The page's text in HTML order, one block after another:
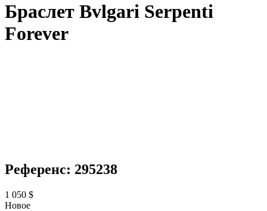
Браслет Bvlgari Serpenti
Forever
Референс: 295238
1 050 $
Новое